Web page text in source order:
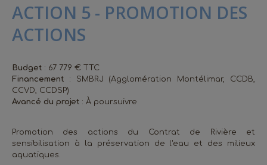
ACTION 5 - PROMOTION DES
ACTIONS
Budget : 67 779 € TTC
Financement : SMBRJ (Agglomération Montélimar, CCDB,
CCVD, CCDSP)
Avancé du projet : À poursuivre
Promotion des actions du Contrat de Rivière et
sensibilisation à la préservation de l'eau et des milieux
aquatiques.